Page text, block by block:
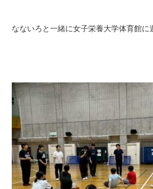
なないろと一緒に女子栄養大学体育館に